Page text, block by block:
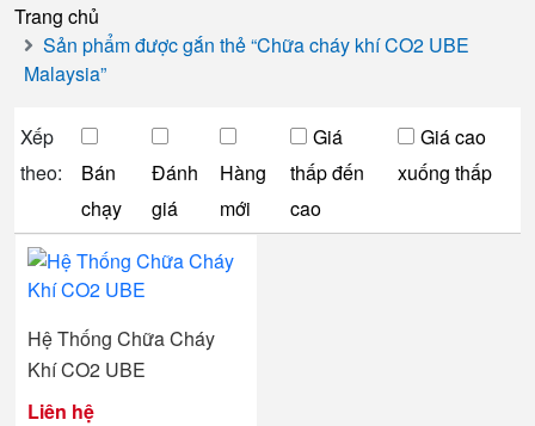
Trang chủ
Sản phẩm được gắn thẻ “Chữa cháy khí CO2 UBE
Malaysia”
Xếp
theo:
Bán
chạy
Đánh
giá
Hàng
mới
Giá
thấp đến
cao
Giá cao
xuống thấp
Hệ Thống Chữa Cháy
Khí CO2 UBE
Liên hệ